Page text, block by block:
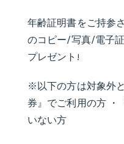
年齢証明書をご持参
のコピー/写真/電子証
プレゼント!
※以下の方は対象外
券』でご利用の方 ・
いない方